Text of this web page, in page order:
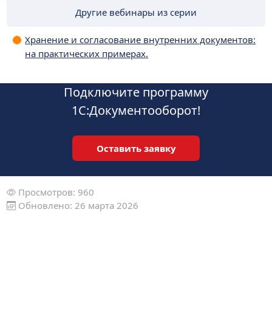
Другие вебинары из серии
Хранение и согласование внутренних документов:
на практических примерах.
Подключите программу
1С:Документооборот!
Оставить заявку
Просмотров: 960
Обновлено: 26 марта 2026